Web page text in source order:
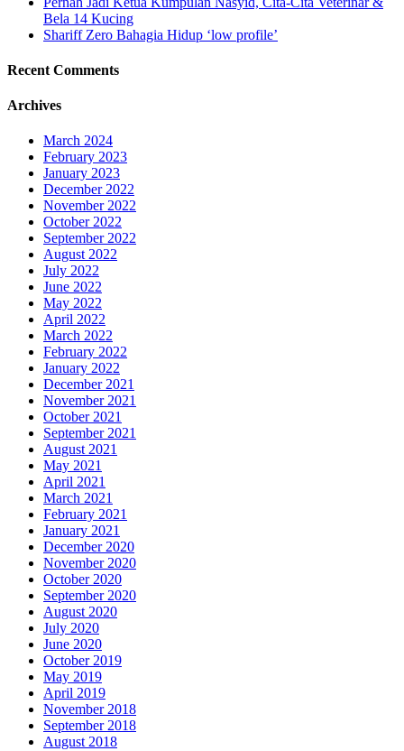
Bela 14 Kucing
Shariff Zero Bahagia Hidup ‘low profile’
Recent Comments
Archives
March 2024
February 2023
January 2023
December 2022
November 2022
October 2022
September 2022
August 2022
July 2022
June 2022
May 2022
April 2022
March 2022
February 2022
January 2022
December 2021
November 2021
October 2021
September 2021
August 2021
May 2021
April 2021
March 2021
February 2021
January 2021
December 2020
November 2020
October 2020
September 2020
August 2020
July 2020
June 2020
October 2019
May 2019
April 2019
November 2018
September 2018
August 2018